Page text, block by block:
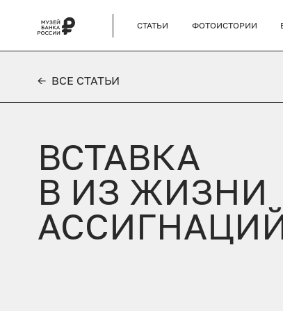
СТАТЬИ ФОТОИСТОРИИ
← ВСЕ СТАТЬИ
ВСТАВКА
В ИЗ ЖИЗНИ